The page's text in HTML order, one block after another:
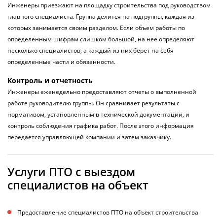
Инженеры приезжают на площадку строительства под руководством
главного специалиста. Группа делится на подгруппы, каждая из
которых занимается своим разделом. Если объем работы по
определенным шифрам слишком большой, на нее определяют
несколько специалистов, а каждый из них берет на себя
определенные части и обязанности.
Контроль и отчетность
Инженеры еженедельно предоставляют отчеты о выполненной
работе руководителю группы. Он сравнивает результаты с
нормативом, установленным в технической документации, и
контроль соблюдения графика работ. После этого информация
передается управляющей компании и затем заказчику.
Услуги ПТО с выездом
специалистов на объект
Предоставление специалистов ПТО на объект строительства